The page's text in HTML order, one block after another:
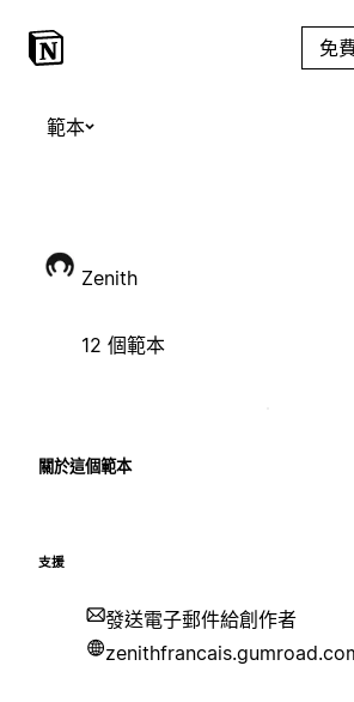
免
範本
Zenith
12 個範本
關於這個範本
支援
發送電子郵件給創作者